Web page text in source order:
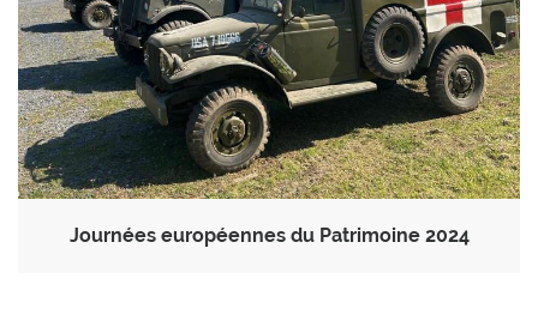
Journées européennes du Patrimoine 2024